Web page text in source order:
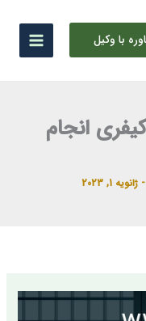
با وکیل
انجام
- ژانویه 1, 2023